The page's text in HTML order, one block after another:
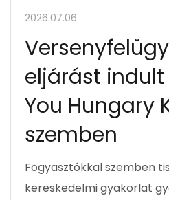
2026.07.06.
eljárást
You Hungary
szemben
Fogyasztókkal szemben
kereskedelmi gyakorlat